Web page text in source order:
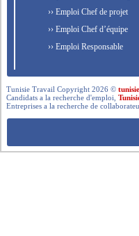
›› Emploi Chef de projet
›› Emploi Chef d’équipe
›› Emploi Responsable
Tunisie Travail Copyright 2026 ©
Candidats a la recherche d'emploi,
Entreprises a la recherche de